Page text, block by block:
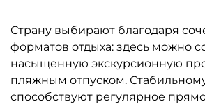
Страну выбирают благодаря
форматов отдыха: здесь можно
насыщенную экскурсионную
пляжным отпуском.
способствуют регулярное